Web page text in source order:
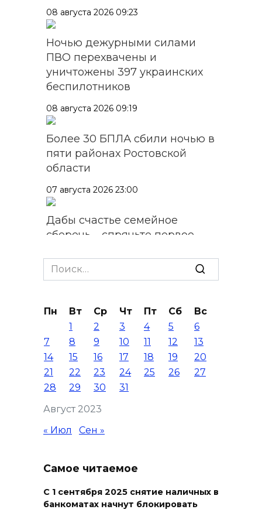
08 августа 2026 09:23
Ночью дежурными силами
ПВО перехвачены и
уничтожены 397 украинских
беспилотников
08 августа 2026 09:19
Более 30 БПЛА сбили ночью в
пяти районах Ростовской
области
07 августа 2026 23:00
Дабы счастье семейное
сберечь – спрячьте первое
на 8 августа
В Железнодорожном районе
Ростова-на-Дону на сутки
отключат воду из-за
капремонта сетей
07 августа 2026 20:32
Полиция ищет вандалов,
осквернивших стелу
07 августа 2026 20:12
Госавтоинспекция по
Ростовской области призвала
Search
for:
Август 2023
Пн Вт Ср Чт Пт Сб
Вс
1
2 3 4 5
6
7
8 9 10 11 12
13
14
15 16 17 18 19
20
21
22 23 24 25 26
27
28
29 30 31
« Июл Сен »
Самое читаемое
С 1 сентября 2025 снятие наличных в
банкоматах начнут блокировать